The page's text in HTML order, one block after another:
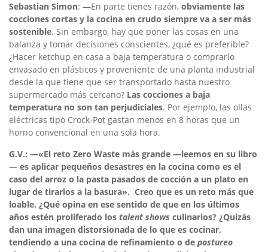
Sebastian Simon: —En parte tienes razón, obviamente las
cocciones cortas y la cocina en crudo siempre va a ser más
sostenible. Sin embargo, hay que poner las cosas en una
balanza y tomar decisiones conscientes, ¿qué es preferible?
¿Hacer ketchup en casa a baja temperatura o comprarlo
envasado en plásticos y proveniente de una planta industrial
desde la que tiene que ser transportado hasta nuestro
supermercado más cercano? Las cocciones a baja
temperatura no son tan perjudiciales. Por ejemplo, las ollas
eléctricas tipo Crock-Pot gastan menos en 8 horas que un
horno convencional en una sola hora.
G.V.: —«El reto Zero Waste más grande —leemos en su libro
— es aplicar pequeños desastres en la cocina como es el
caso del arroz o la pasta pasados de cocción a un plato en
lugar de tirarlos a la basura». Creo que es un reto más que
loable. ¿Qué opina en ese sentido de que en los últimos
años estén proliferado los talent shows culinarios? ¿Quizás
dan una imagen distorsionada de lo que es cocinar,
tendiendo a una cocina de refinamiento o de postureo